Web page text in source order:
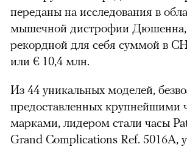
переданы на исследования в
мышечной дистрофии Дюшенна,
рекордной для себя суммой в
или € 10,4 млн.
Из 44 уникальных моделей,
предоставленных крупнейшими
марками, лидером стали часы
Grand Complications Ref. 5016A,